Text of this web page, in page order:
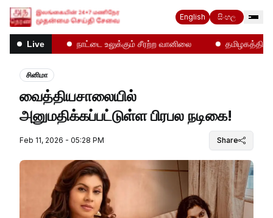
English සිංහල
Live நாட்டை உலுக்கும் சீரற்ற வானிலை தமிழகத்தில்
சினிமா
வைத்தியசாலையில்
அனுமதிக்கப்பட்டுள்ள பிரபல நடிகை!
Feb 11, 2026 - 05:28 PM Share